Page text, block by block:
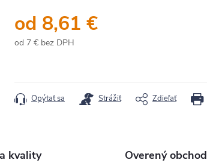
od 8,61 €
od 7 € bez DPH
Opýtať sa Strážiť Zdieľať
kvality Overený obchod